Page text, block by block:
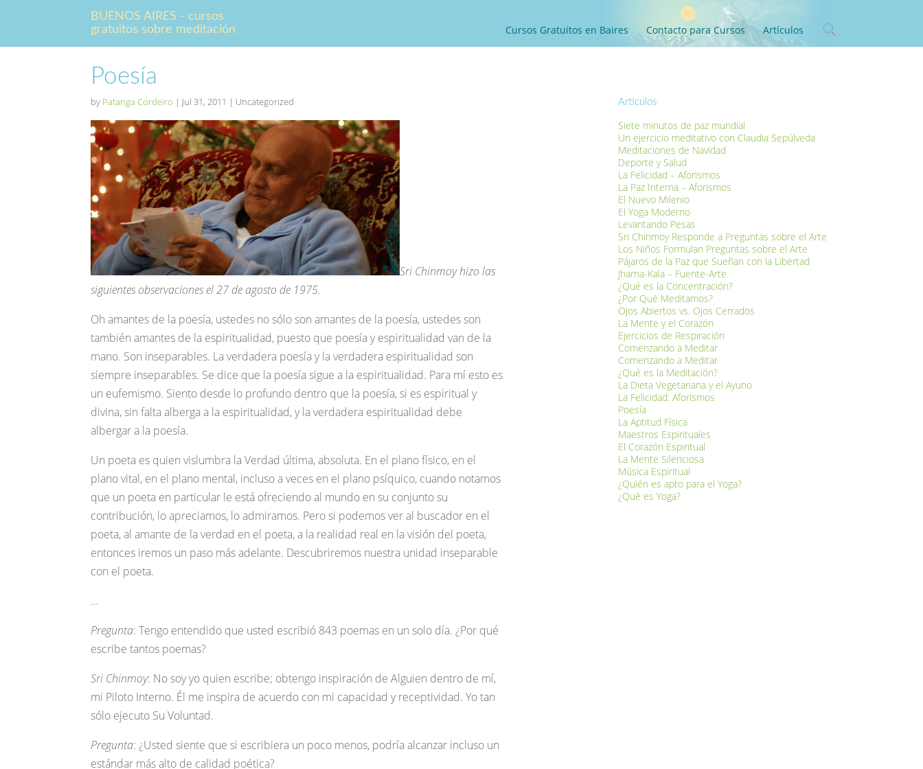
BUENOS AIRES - cursos
gratuitos sobre meditación
Cursos Gratuitos en Baires Contacto para Cursos Artículos
Poesía
by Patanga Cordeiro | Jul 31, 2011 | Uncategorized
Sri Chinmoy hizo las
siguientes observaciones el 27 de agosto de 1975.
Oh amantes de la poesía, ustedes no sólo son amantes de la poesía, ustedes son
también amantes de la espiritualidad, puesto que poesía y espiritualidad van de la
mano. Son inseparables. La verdadera poesía y la verdadera espiritualidad son
siempre inseparables. Se dice que la poesía sigue a la espiritualidad. Para mí esto es
un eufemismo. Siento desde lo profundo dentro que la poesía, si es espiritual y
divina, sin falta alberga a la espiritualidad, y la verdadera espiritualidad debe
albergar a la poesía.
Un poeta es quien vislumbra la Verdad última, absoluta. En el plano físico, en el
plano vital, en el plano mental, incluso a veces en el plano psíquico, cuando notamos
que un poeta en particular le está ofreciendo al mundo en su conjunto su
contribución, lo apreciamos, lo admiramos. Pero si podemos ver al buscador en el
poeta, al amante de la verdad en el poeta, a la realidad real en la visión del poeta,
entonces iremos un paso más adelante. Descubriremos nuestra unidad inseparable
con el poeta.
…
Pregunta: Tengo entendido que usted escribió 843 poemas en un solo día. ¿Por qué
escribe tantos poemas?
Sri Chinmoy: No soy yo quien escribe; obtengo inspiración de Alguien dentro de mí,
mi Piloto Interno. Él me inspira de acuerdo con mi capacidad y receptividad. Yo tan
sólo ejecuto Su Voluntad.
Pregunta: ¿Usted siente que si escribiera un poco menos, podría alcanzar incluso un
estándar más alto de calidad poética?
Artículos
Siete minutos de paz mundial
Un ejercicio meditativo con Claudia Sepúlveda
Meditaciones de Navidad
Deporte y Salud
La Felicidad – Aforismos
La Paz Interna – Aforismos
El Nuevo Milenio
El Yoga Moderno
Levantando Pesas
Sri Chinmoy Responde a Preguntas sobre el Arte
Los Niños Formulan Preguntas sobre el Arte
Pájaros de la Paz que Sueñan con la Libertad
Jharna-Kala – Fuente-Arte
¿Qué es la Concentración?
¿Por Qué Meditamos?
Ojos Abiertos vs. Ojos Cerrados
La Mente y el Corazón
Ejercicios de Respiración
Comenzando a Meditar
Comenzando a Meditar
¿Qué es la Meditación?
La Dieta Vegetariana y el Ayuno
La Felicidad: Aforismos
Poesía
La Aptitud Física
Maestros Espirituales
El Corazón Espiritual
La Mente Silenciosa
Música Espiritual
¿Quién es apto para el Yoga?
¿Qué es Yoga?